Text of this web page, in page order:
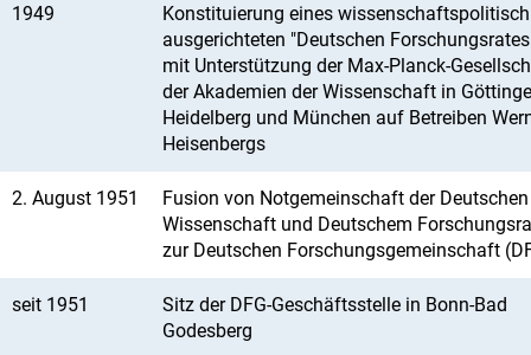
1949
Konstituierung eines wissenschaftspolitisch
ausgerichteten "Deutschen
mit Unterstützung der Max-Planck-
der Akademien der Wissenschaft in
Heidelberg und München auf Betreiben
Heisenbergs
2. August 1951
Fusion von Notgemeinschaft der Deutschen
Wissenschaft und Deutschem
zur Deutschen Forschungsgemeinschaft
seit 1951
Sitz der DFG-Geschäftsstelle in Bonn-Bad
Godesberg